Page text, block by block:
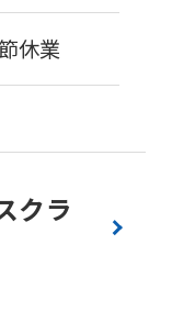
休業
クラ